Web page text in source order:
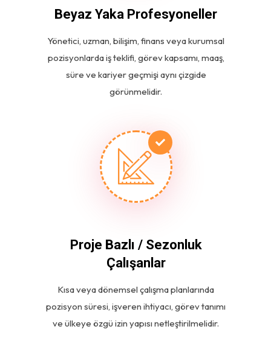
Beyaz Yaka Profesyoneller
Yönetici, uzman, bilişim, finans veya kurumsal
pozisyonlarda iş teklifi, görev kapsamı, maaş,
süre ve kariyer geçmişi aynı çizgide
görünmelidir.
Proje Bazlı / Sezonluk
Çalışanlar
Kısa veya dönemsel çalışma planlarında
pozisyon süresi, işveren ihtiyacı, görev tanımı
ve ülkeye özgü izin yapısı netleştirilmelidir.